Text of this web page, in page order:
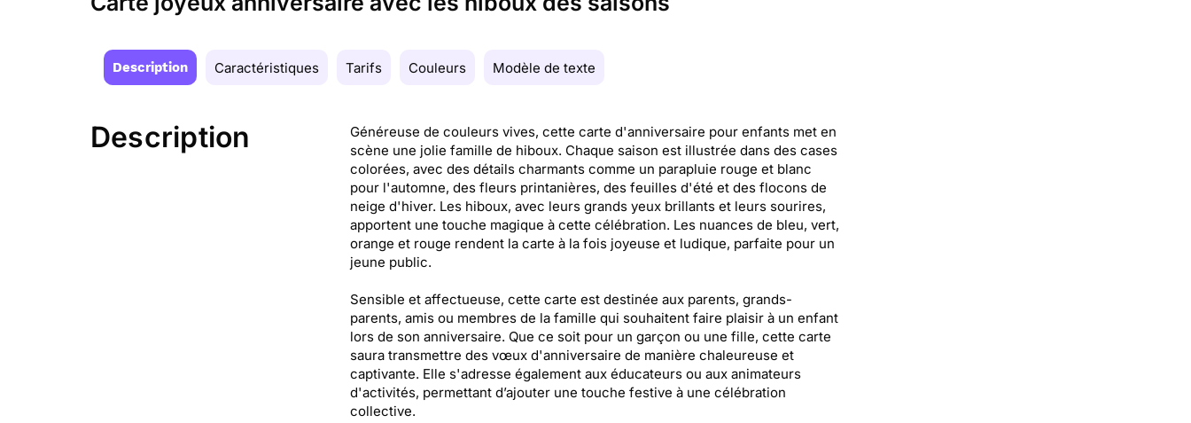
Description Caractéristiques Tarifs Couleurs Modèle de texte
Description
Généreuse de couleurs vives, cette carte d'anniversaire pour enfants met en
scène une jolie famille de hiboux. Chaque saison est illustrée dans des cases
colorées, avec des détails charmants comme un parapluie rouge et blanc
pour l'automne, des fleurs printanières, des feuilles d'été et des flocons de
neige d'hiver. Les hiboux, avec leurs grands yeux brillants et leurs sourires,
apportent une touche magique à cette célébration. Les nuances de bleu, vert,
orange et rouge rendent la carte à la fois joyeuse et ludique, parfaite pour un
jeune public.
Sensible et affectueuse, cette carte est destinée aux parents, grands-
parents, amis ou membres de la famille qui souhaitent faire plaisir à un enfant
lors de son anniversaire. Que ce soit pour un garçon ou une fille, cette carte
saura transmettre des vœux d'anniversaire de manière chaleureuse et
captivante. Elle s'adresse également aux éducateurs ou aux animateurs
d'activités, permettant d’ajouter une touche festive à une célébration
collective.